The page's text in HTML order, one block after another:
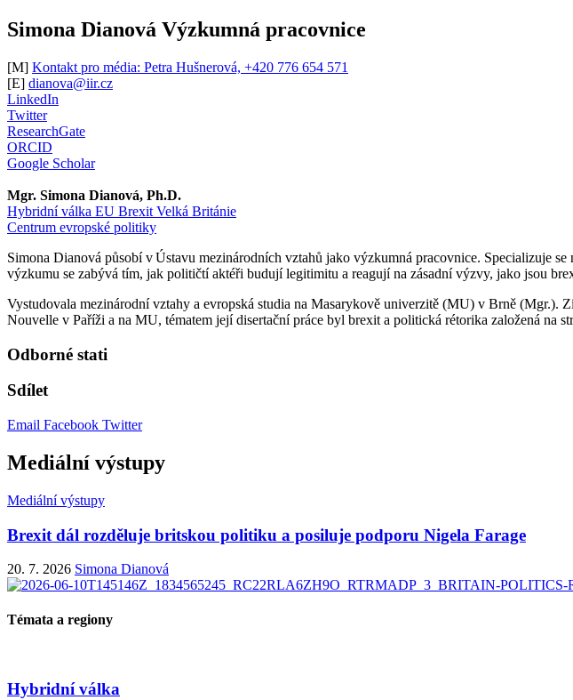
Simona Dianová Výzkumná pracovnice
[M] Kontakt pro média: Petra Hušnerová, +420 776 654 571
[E] dianova@iir.cz
LinkedIn
Twitter
ResearchGate
ORCID
Google Scholar
Mgr. Simona Dianová, Ph.D.
Hybridní válka EU Brexit Velká Británie
Centrum evropské politiky
Simona Dianová působí v Ústavu mezinárodních vztahů jako výzkumná pracovnice. Specializuje
výzkumu se zabývá tím, jak političtí aktéři budují legitimitu a reagují na zásadní výzvy, jako jsou
Vystudovala mezinárodní vztahy a evropská studia na Masarykově univerzitě (MU) v Brně
Nouvelle v Paříži a na MU, tématem její disertační práce byl brexit a politická rétorika založená na
Odborné stati
Sdílet
Email Facebook Twitter
Mediální výstupy
Mediální výstupy
Brexit dál rozděluje britskou politiku a posiluje podporu Nigela Farage
20. 7. 2026 Simona Dianová
Témata a regiony
Hybridní válka